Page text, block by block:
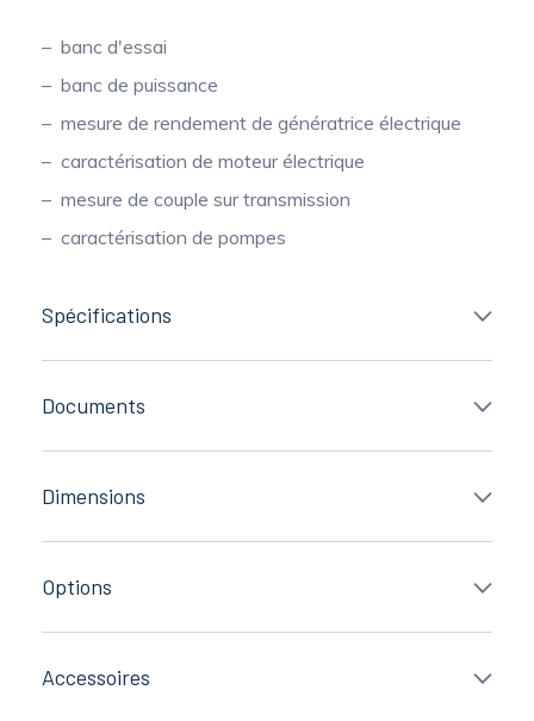
banc d'essai
banc de puissance
mesure de rendement de génératrice électrique
caractérisation de moteur électrique
mesure de couple sur transmission
caractérisation de pompes
Spécifications
Documents
Dimensions
Options
Accessoires